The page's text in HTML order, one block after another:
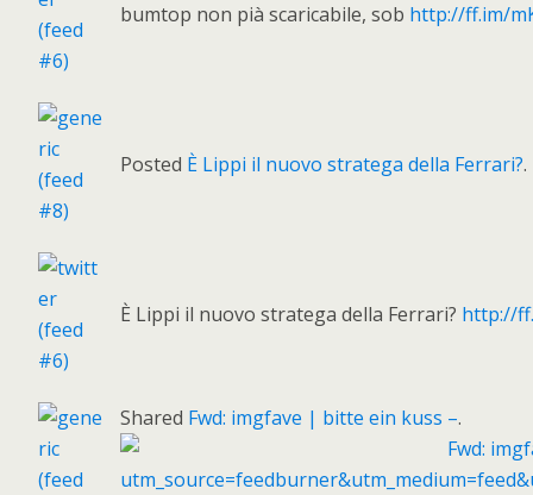
bumtop non pià scaricabile, sob http://ff.im/
Posted È Lippi il nuovo stratega della Ferrari?.
È Lippi il nuovo stratega della Ferrari? http://
Shared Fwd: imgfave | bitte ein kuss –.